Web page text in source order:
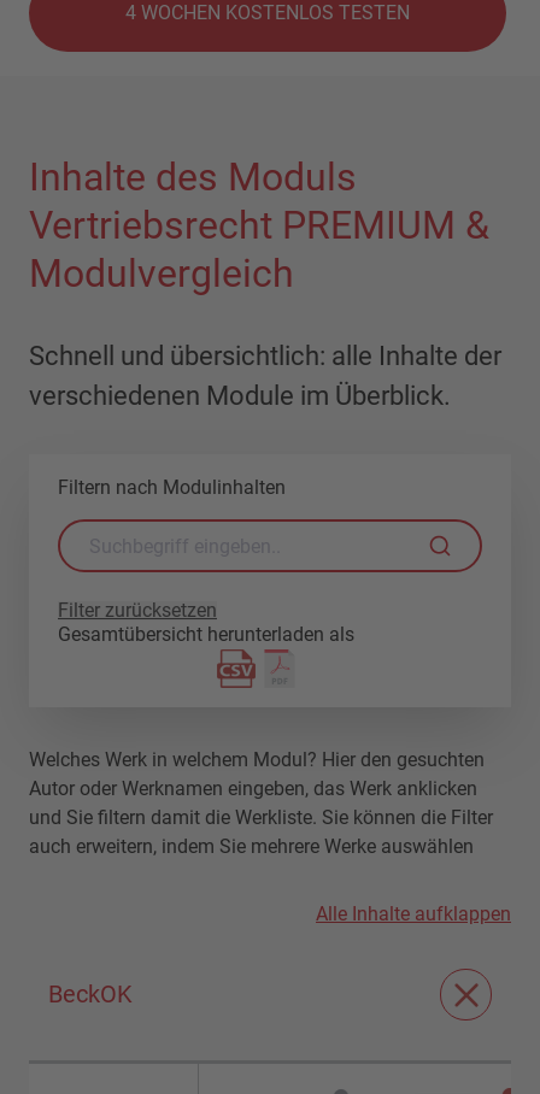
4 WOCHEN KOSTENLOS TESTEN
Inhalte des Moduls
Vertriebsrecht PREMIUM &
Modulvergleich
Schnell und übersichtlich: alle Inhalte der
verschiedenen Module im Überblick.
Filtern nach Modulinhalten
Filter zurücksetzen
Gesamtübersicht herunterladen als
Welches Werk in welchem Modul? Hier den gesuchten
Autor oder Werknamen eingeben, das Werk anklicken
und Sie filtern damit die Werkliste. Sie können die Filter
auch erweitern, indem Sie mehrere Werke auswählen
Alle Inhalte aufklappen
BeckOK